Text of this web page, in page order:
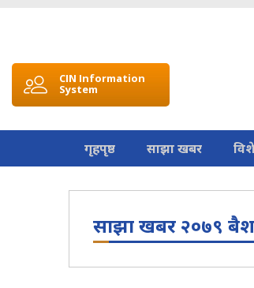
CIN Information
System
गृहपृष्ठ साझा खबर
साझा खबर २०७९